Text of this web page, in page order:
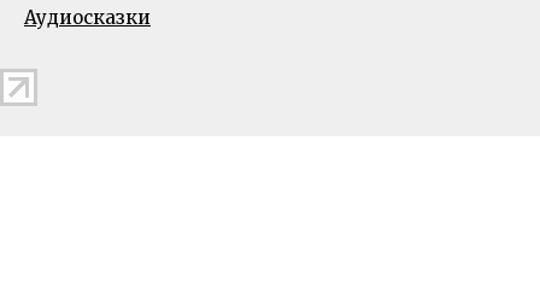
Аудиосказки